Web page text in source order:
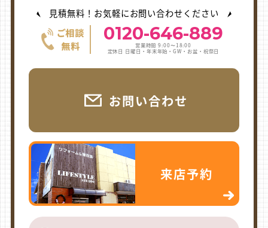
見積無料！お気軽にお問い合わせください
0120-646-889
営業時間 9:00〜18:00
定休日 日曜日・年末年始・GW・お盆・祝祭日
お問い合わせ
来店予約